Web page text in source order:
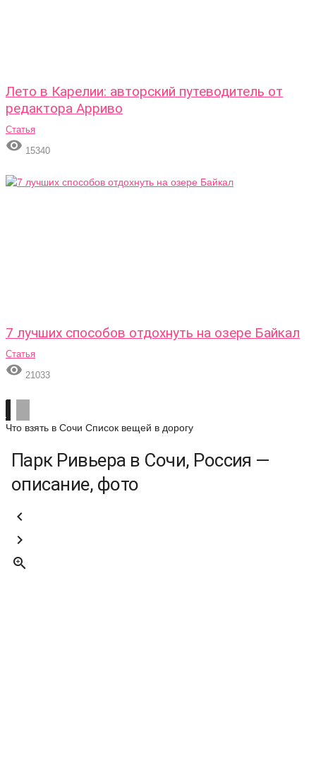
Лето в Карелии: авторский путеводитель от
редактора Арриво
Статья
 15340
7 лучших способов отдохнуть на озере Байкал
Статья
 21033
Что взять в Сочи Список вещей в дорогу
Парк Ривьера в Сочи, Россия —
описание, фото


